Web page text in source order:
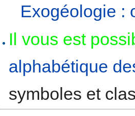
Exogéologie :
Il vous est
alphabétique
symboles et